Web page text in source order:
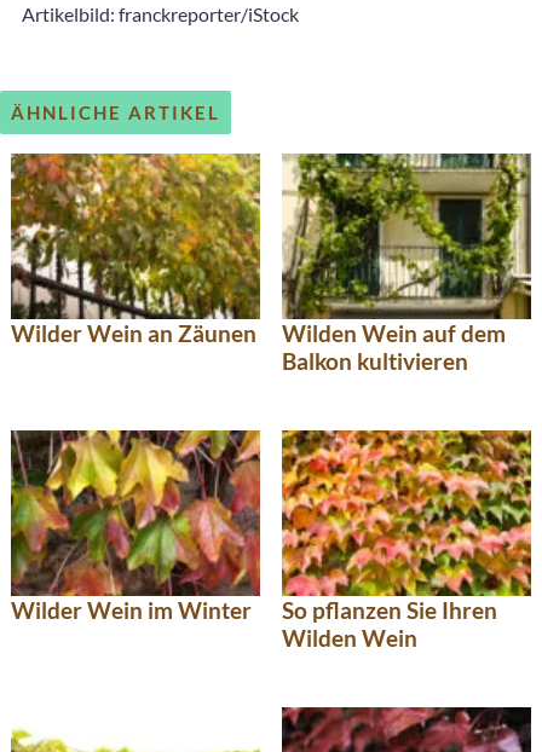
Artikelbild: franckreporter/iStock
ÄHNLICHE ARTIKEL
Wilder Wein an Zäunen
Wilden Wein auf dem
Balkon kultivieren
Wilder Wein im Winter
So pflanzen Sie Ihren
Wilden Wein